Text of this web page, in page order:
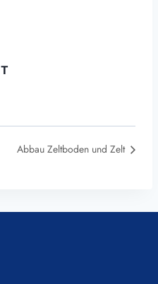
Abbau Zeltboden und Zelt